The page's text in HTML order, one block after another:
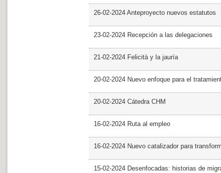
26-02-2024 Anteproyecto nuevos estatutos
23-02-2024 Recepción a las delegaciones
21-02-2024 Felicità y la jauría
20-02-2024 Nuevo enfoque para el
20-02-2024 Cátedra CHM
16-02-2024 Ruta al empleo
16-02-2024 Nuevo catalizador para
15-02-2024 Desenfocadas: historias de